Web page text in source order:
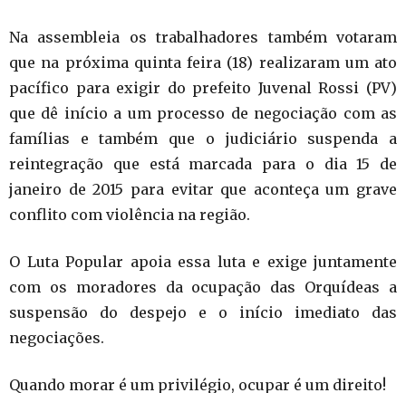
Na assembleia os trabalhadores também votaram
que na próxima quinta feira (18) realizaram um ato
pacífico para exigir do prefeito Juvenal Rossi (PV)
que dê início a um processo de negociação com as
famílias e também que o judiciário suspenda a
reintegração que está marcada para o dia 15 de
janeiro de 2015 para evitar que aconteça um grave
conflito com violência na região.
O Luta Popular apoia essa luta e exige juntamente
com os moradores da ocupação das Orquídeas a
suspensão do despejo e o início imediato das
negociações.
Quando morar é um privilégio, ocupar é um direito!